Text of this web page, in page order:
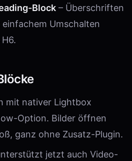
Block – Überschriften
Umschalten
mit nativer Lightbox
Option. Bilder öffnen
ganz ohne Zusatz-Plugin.
jetzt auch Video-